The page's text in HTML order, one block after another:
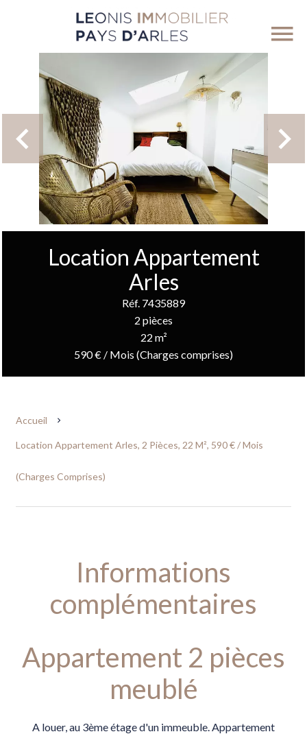
Location Appartement
Arles
Réf. 7435889
2 pièces
22 m²
590 € / Mois (Charges comprises)
Accueil
Location Appartement Arles, 2 Pièces, 22 M², 590 € / Mois
(Charges Comprises)
Informations
complémentaires
Appartement 2 pièces
meublé
A louer, au 3ème étage d'un immeuble. Appartement